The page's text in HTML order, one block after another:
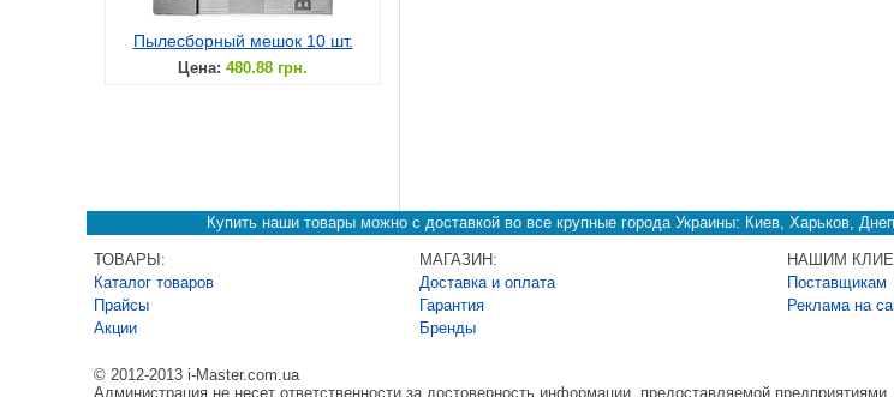
Пылесборный мешок 10 шт.
Цена: 480.88 грн.
Купить наши товары можно с доставкой во все крупные города Украины: Киев, Харьков,
ТОВАРЫ:
Каталог товаров
Прайсы
Акции
МАГАЗИН:
Доставка и оплата
Гарантия
Бренды
НАШИМ
Поставщикам
Реклама на
© 2012-2013 i-Master.com.ua
Администрация не несет ответственности за достоверность информации, предоставляемой предприятиями.